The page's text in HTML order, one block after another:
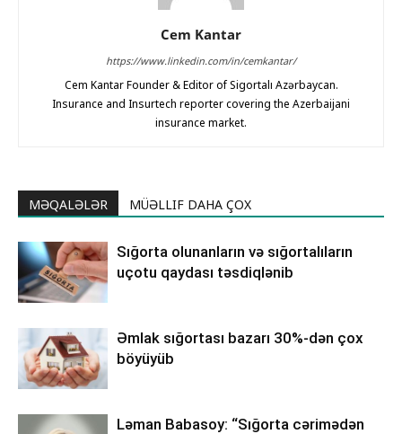
Cem Kantar
https://www.linkedin.com/in/cemkantar/
Cem Kantar Founder & Editor of Sigortalı Azərbaycan.
Insurance and Insurtech reporter covering the Azerbaijani
insurance market.
MƏQALƏLƏR MÜƏLLIF DAHA ÇOX
Sığorta olunanların və sığortalıların
uçotu qaydası təsdiqlənib
Əmlak sığortası bazarı 30%-dən çox
böyüyüb
Ləman Babasoy: “Sığorta cərimədən